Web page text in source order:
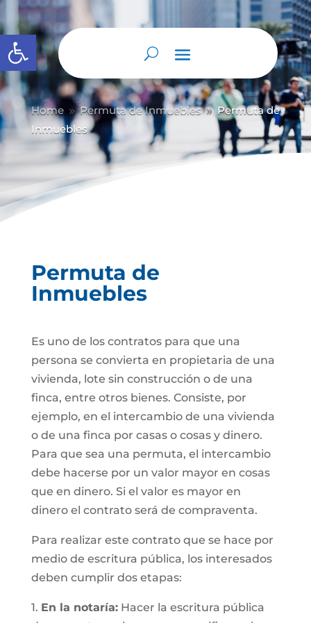
Abrir barra de herramientas
Home 9 Permuta de Inmuebles 9 Permuta de
Inmuebles
Permuta de
Inmuebles
Es uno de los contratos para que una
persona se convierta en propietaria de una
vivienda, lote sin construcción o de una
finca, entre otros bienes. Consiste, por
ejemplo, en el intercambio de una vivienda
o de una finca por casas o cosas y dinero.
Para que sea una permuta, el intercambio
debe hacerse por un valor mayor en cosas
que en dinero. Si el valor es mayor en
dinero el contrato será de compraventa.
Para realizar este contrato que se hace por
medio de escritura pública, los interesados
deben cumplir dos etapas:
1. En la notaría:Hacer la escritura pública